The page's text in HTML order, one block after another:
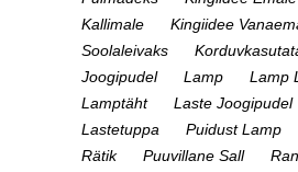
Kallimale
Kingiidee
Soolaleivaks
Joogipudel
Lamp
Lamp
Lamptäht
Laste Joogipudel
Lastetuppa
Puidust Lamp
Rätik
Puuvillane Sall